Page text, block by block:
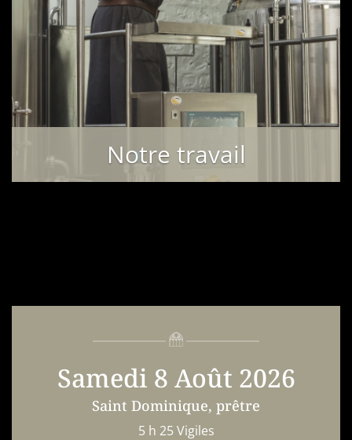
Notre travail
Samedi 8 Août 2026
Saint Dominique, prêtre
5 h 25 Vigiles